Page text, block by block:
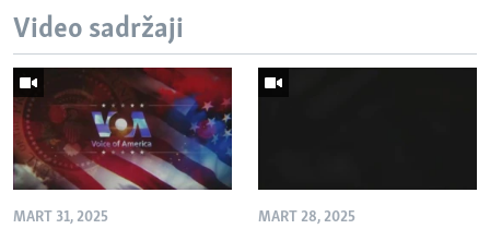
Video sadržaji
MART 31, 2025 MART 28, 2025